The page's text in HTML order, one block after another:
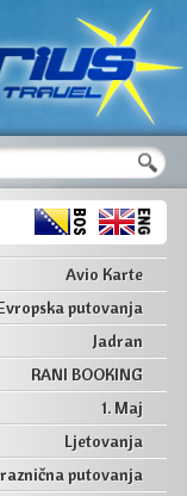
Avio Karte
putovanja
Jadran
RANI BOOKING
1. Maj
Ljetovanja
putovanja